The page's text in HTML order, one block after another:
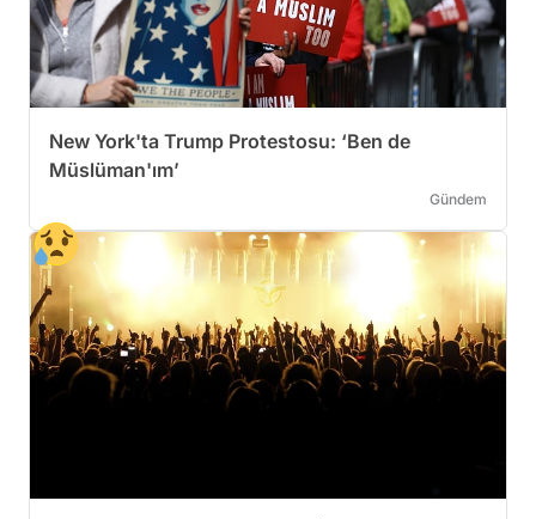
New York'ta Trump Protestosu: ‘Ben de
Müslüman'ım’
Gündem